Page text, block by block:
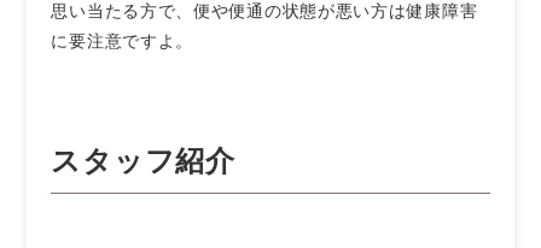
思い当たる方で、便や便通の状態が悪い方は健康障害
に要注意ですよ。
スタッフ紹介